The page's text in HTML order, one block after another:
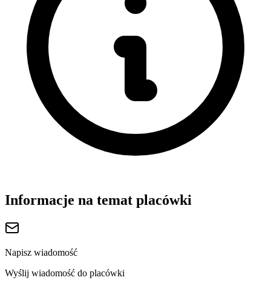
Informacje na temat placówki
Napisz wiadomość
Wyślij wiadomość do placówki